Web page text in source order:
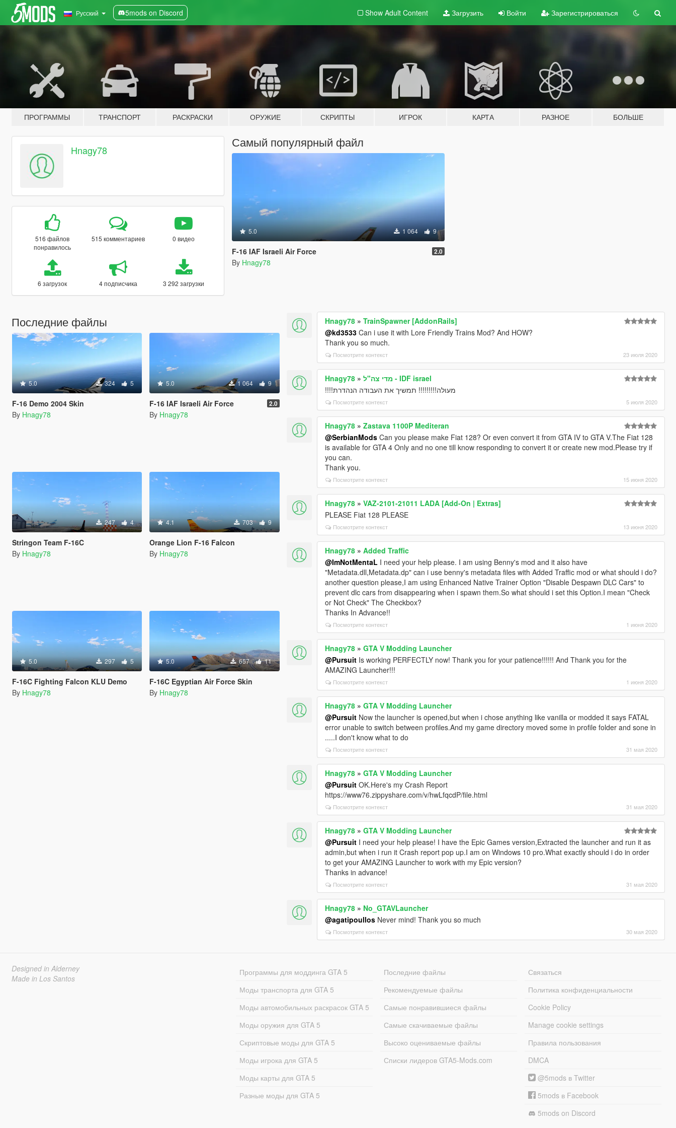
Русский 5mods on Discord Show Adult Content Загрузить Войти Зарегистрироваться
ПРОГРАММЫ ТРАНСПОРТ РАСКРАСКИ ОРУЖИЕ СКРИПТЫ ИГРОК КАРТА РАЗНОЕ БОЛЬШЕ
Hnagy78
516 файлов
понравилось
515 комментариев 0 видео
6 загрузок 4 подписчика 3 292 загрузки
Самый популярный файл
5.0 1 064 9
F-16 IAF Israeli Air Force 2.0
By Hnagy78
Последние файлы
5.0 324 5
F-16 Demo 2004 Skin
By Hnagy78
5.0 1 064 9
F-16 IAF Israeli Air Force 2.0
By Hnagy78
247 4
Stringon Team F-16C
By Hnagy78
4.1 703 9
Orange Lion F-16 Falcon
By Hnagy78
5.0 297 5
F-16C Fighting Falcon KLU Demo
By Hnagy78
5.0 657 11
F-16C Egyptian Air Force Skin
By Hnagy78
Hnagy78 »TrainSpawner [AddonRails]
@kd3533 Can i use it with Lore Friendly Trains Mod? And HOW?
Thank you so much.
Посмотрите контекст 23 июля 2020
Hnagy78 »
מדי צה"ל - IDF israel
מעולה!!!!!!!!! תמשיך את העבודה הנהדרת!!!!
Посмотрите контекст 5 июля 2020
Hnagy78 »Zastava 1100P Mediteran
@SerbianMods Can you please make Fiat 128? Or even convert it from GTA IV to GTA V.The Fiat 128
is available for GTA 4 Only and no one till know responding to convert it or create new mod.Please try if
you can.
Thank you.
Посмотрите контекст 15 июня 2020
Hnagy78 »VAZ-2101-21011 LADA [Add-On | Extras]
PLEASE Fiat 128 PLEASE
Посмотрите контекст 13 июня 2020
Hnagy78 »Added Traffic
@ImNotMentaL I need your help please. I am using Benny's mod and it also have
"Metadata.dll,Metadata.dp" can i use benny's metadata files with Added Traffic mod or what should i do?
another question please,I am using Enhanced Native Trainer Option "Disable Despawn DLC Cars" to
prevent dlc cars from disappearing when i spawn them.So what should i set this Option.I mean "Check
or Not Check" The Checkbox?
Thanks In Advance!!
Посмотрите контекст 1 июня 2020
Hnagy78 »GTA V Modding Launcher
@Pursuit Is working PERFECTLY now! Thank you for your patience!!!!!! And Thank you for the
AMAZING Launcher!!!
Посмотрите контекст 1 июня 2020
Hnagy78 »GTA V Modding Launcher
@Pursuit Now the launcher is opened,but when i chose anything like vanilla or modded it says FATAL
error unable to switch between profiles.And my game directory moved some in profile folder and sone in
.....I don't know what to do
Посмотрите контекст 31 мая 2020
Hnagy78 »GTA V Modding Launcher
@Pursuit OK.Here's my Crash Report
https://www76.zippyshare.com/v/hwLfqcdP/file.html
Посмотрите контекст 31 мая 2020
Hnagy78 »GTA V Modding Launcher
@Pursuit I need your help please! I have the Epic Games version,Extracted the launcher and run it as
admin,but when i run it Crash report pop up.I am on Windows 10 pro.What exactly should i do in order
to get your AMAZING Launcher to work with my Epic version?
Thanks in advance!
Посмотрите контекст 31 мая 2020
Hnagy78 » No_GTAVLauncher
@agatipoullos Never mind! Thank you so much
Посмотрите контекст 30 мая 2020
Designed in Alderney
Made in Los Santos
Программы для моддинга GTA 5
Моды транспорта для GTA 5
Моды автомобильных раскрасок GTA 5
Моды оружия для GTA 5
Скриптовые моды для GTA 5
Моды игрока для GTA 5
Моды карты для GTA 5
Разные моды для GTA 5
Последние файлы
Рекомендуемые файлы
Самые понравившиеся файлы
Самые скачиваемые файлы
Высоко оцениваемые файлы
Списки лидеров GTA5-Mods.com
Связаться
Политика конфиденциальности
Cookie Policy
Manage cookie settings
Правила пользования
DMCA
@5mods в Twitter
5mods в Facebook
5mods on Discord